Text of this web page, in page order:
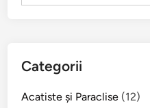
Categorii
Acatiste şi Paraclise (12)